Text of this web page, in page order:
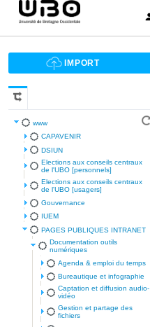
www
CAPAVENIR
DSIUN
Elections aux conseils centraux
de l'UBO [personnels]
Elections aux conseils centraux
de l'UBO [usagers]
Gouvernance
IUEM
PAGES PUBLIQUES INTRANET
Documentation outils
numériques
Agenda & emploi du temps
Bureautique et infographie
Captation et diffusion audio-
vidéo
Gestion et partage des
fichiers